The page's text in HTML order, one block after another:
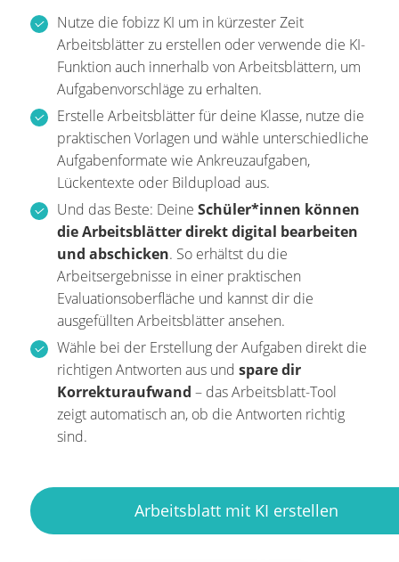
Nutze die fobizz KI um in kürzester Zeit
Arbeitsblätter zu erstellen oder verwende die KI-
Funktion auch innerhalb von Arbeitsblättern, um
Aufgabenvorschläge zu erhalten.
Erstelle Arbeitsblätter für deine Klasse, nutze die
praktischen Vorlagen und wähle unterschiedliche
Aufgabenformate wie Ankreuzaufgaben,
Lückentexte oder Bildupload aus.
Und das Beste: Deine Schüler*innen können
die Arbeitsblätter direkt digital bearbeiten
und abschicken. So erhältst du die
Arbeitsergebnisse in einer praktischen
Evaluationsoberfläche und kannst dir die
ausgefüllten Arbeitsblätter ansehen.
Wähle bei der Erstellung der Aufgaben direkt die
richtigen Antworten aus und spare dir
Korrekturaufwand – das Arbeitsblatt-Tool
zeigt automatisch an, ob die Antworten richtig
sind.
Arbeitsblatt mit KI erstellen